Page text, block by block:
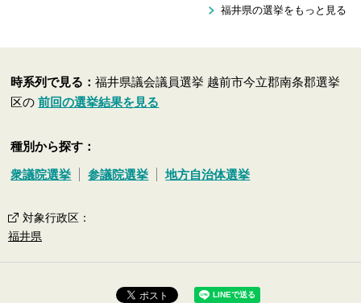
福井県の選挙をもっと見る
時系列で見る：福井県議会議員選挙 越前市今立郡南条郡選挙
区の前回の選挙結果を見る
種別から探す：
衆議院選挙 参議院選挙 地方自治体選挙
対象行政区 ：
福井県